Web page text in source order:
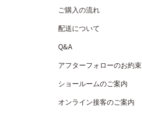
ご購入の流れ
配送について
Q&A
アフターフォローのお約束
ショールームのご案内
オンライン接客のご案内